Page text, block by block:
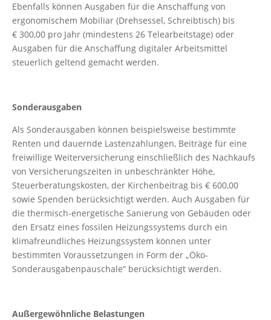
Ebenfalls können Ausgaben für die Anschaffung von
ergonomischem Mobiliar (Drehsessel, Schreibtisch) bis
€ 300,00 pro Jahr (mindestens 26 Telearbeitstage) oder
Ausgaben für die Anschaffung digitaler Arbeitsmittel
steuerlich geltend gemacht werden.
Sonderausgaben
Als Sonderausgaben können beispielsweise bestimmte
Renten und dauernde Lastenzahlungen, Beiträge für eine
freiwillige Weiterversicherung einschließlich des Nachkaufs
von Versicherungszeiten in unbeschränkter Höhe,
Steuerberatungskosten, der Kirchenbeitrag bis € 600,00
sowie Spenden berücksichtigt werden. Auch Ausgaben für
die thermisch-energetische Sanierung von Gebäuden oder
den Ersatz eines fossilen Heizungssystems durch ein
klimafreundliches Heizungssystem können unter
bestimmten Voraussetzungen in Form der „Öko-
Sonderausgabenpauschale“ berücksichtigt werden.
Außergewöhnliche Belastungen